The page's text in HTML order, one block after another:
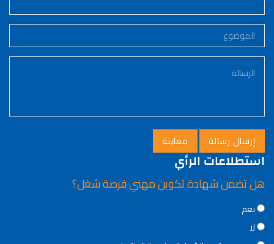
استطلاعات الرأي
هل تضمن شهادة تكوين مهني فرصة شغل؟
Choices
نعم
لا